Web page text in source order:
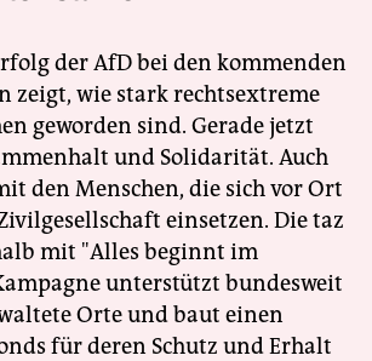
der AfD bei den kommenden
zeigt, wie stark rechtsextreme
geworden sind. Gerade jetzt
und Solidarität. Auch
den Menschen, die sich vor Ort
einsetzen. Die taz
mit "Alles beginnt im
unterstützt bundesweit
Orte und baut einen
für deren Schutz und Erhalt